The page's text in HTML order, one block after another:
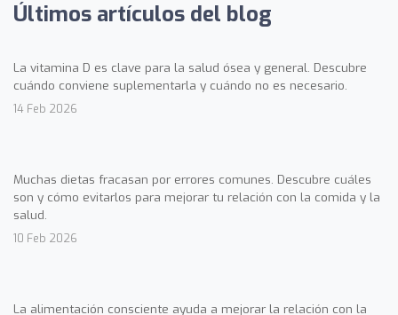
Últimos artículos del blog
La vitamina D es clave para la salud ósea y general. Descubre
cuándo conviene suplementarla y cuándo no es necesario.
14 Feb 2026
Muchas dietas fracasan por errores comunes. Descubre cuáles
son y cómo evitarlos para mejorar tu relación con la comida y la
salud.
10 Feb 2026
La alimentación consciente ayuda a mejorar la relación con la